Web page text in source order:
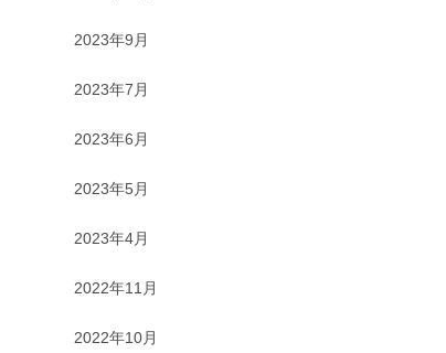
2023年9月
2023年7月
2023年6月
2023年5月
2023年4月
2022年11月
2022年10月